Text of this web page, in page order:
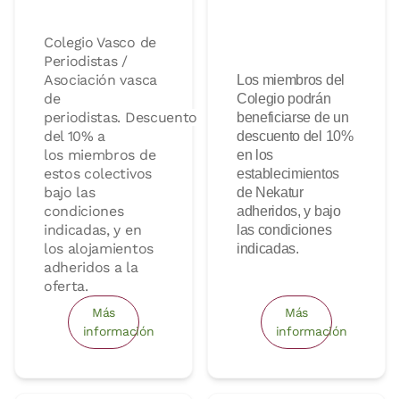
Colegio Vasco de
Periodistas /
Asociación vasca
de
periodistas. Descuento
del 10% a
los miembros de
estos colectivos
bajo las
condiciones
indicadas, y en
los alojamientos
adheridos a la
oferta.
Más
información
Los miembros del
Colegio podrán
beneficiarse de un
descuento del 10%
en los
establecimientos
de Nekatur
adheridos, y bajo
las condiciones
indicadas.
Más
información